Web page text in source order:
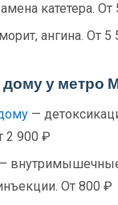
катетера. От
ангина. От 5
у метро
—
2 900 ₽
От 800 ₽